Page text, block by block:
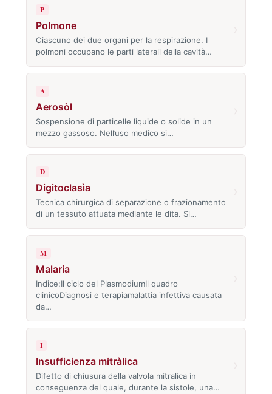
P
Polmone
Ciascuno dei due organi per la respirazione. I
polmoni occupano le parti laterali della cavità…
A
Aerosòl
Sospensione di particelle liquide o solide in un
mezzo gassoso. Nell’uso medico si…
D
Digitoclasìa
Tecnica chirurgica di separazione o frazionamento
di un tessuto attuata mediante le dita. Si…
M
Malaria
Indice:Il ciclo del PlasmodiumIl quadro
clinicoDiagnosi e terapiamalattia infettiva causata
da…
I
Insufficienza mitràlica
Difetto di chiusura della valvola mitralica in
conseguenza del quale, durante la sistole, una…